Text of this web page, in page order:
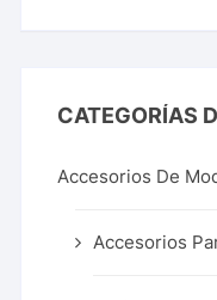
CATEGORÍAS
Accesorios De
Accesorios